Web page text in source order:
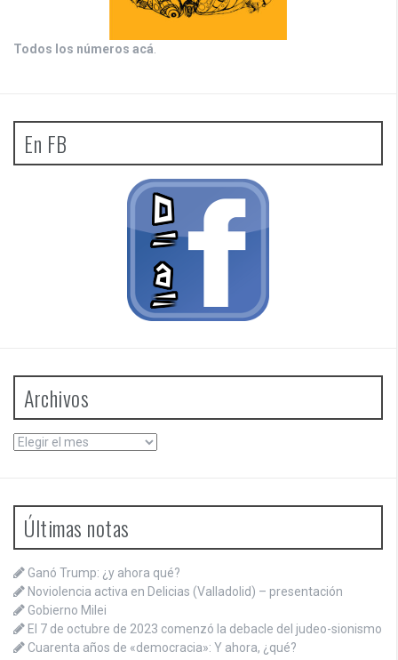
Todos los números acá
En FB
Archivos
Archivos
Últimas notas
Ganó Trump: ¿y ahora qué?
Noviolencia activa en Delicias (Valladolid) – presentación
Gobierno Milei
El 7 de octubre de 2023 comenzó la debacle del judeo-sionismo
Cuarenta años de «democracia»: Y ahora, ¿qué?